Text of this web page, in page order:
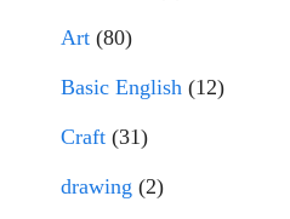
Art (80)
Basic English (12)
Craft (31)
drawing (2)